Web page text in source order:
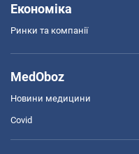
Економіка
Ринки та компанії
MedOboz
Новини медицини
Covid